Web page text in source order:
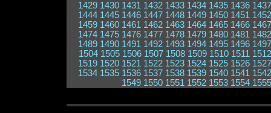
1429 1430 1431 1432 1433 1434 1435 1436 1437
1444 1445 1446 1447 1448 1449 1450 1451 1452
1459 1460 1461 1462 1463 1464 1465 1466 1467
1474 1475 1476 1477 1478 1479 1480 1481 1482
1489 1490 1491 1492 1493 1494 1495 1496 1497
1504 1505 1506 1507 1508 1509 1510 1511 1512
1519 1520 1521 1522 1523 1524 1525 1526 1527
1534 1535 1536 1537 1538 1539 1540 1541 1542
1549 1550 1551 1552 1553 1554 1555